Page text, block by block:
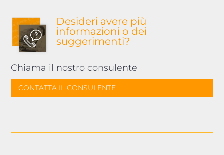
Desideri avere più
informazioni o dei
suggerimenti?
Chiama il nostro consulente
CONTATTA IL CONSULENTE